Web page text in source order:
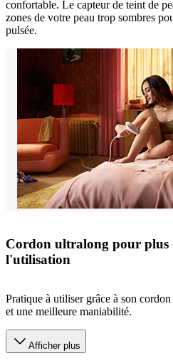
confortable. Le capteur de teint de
zones de votre peau trop sombres
pulsée.
Cordon ultralong pour plus
l'utilisation
Pratique à utiliser grâce à son
et une meilleure maniabilité.
Afficher plus